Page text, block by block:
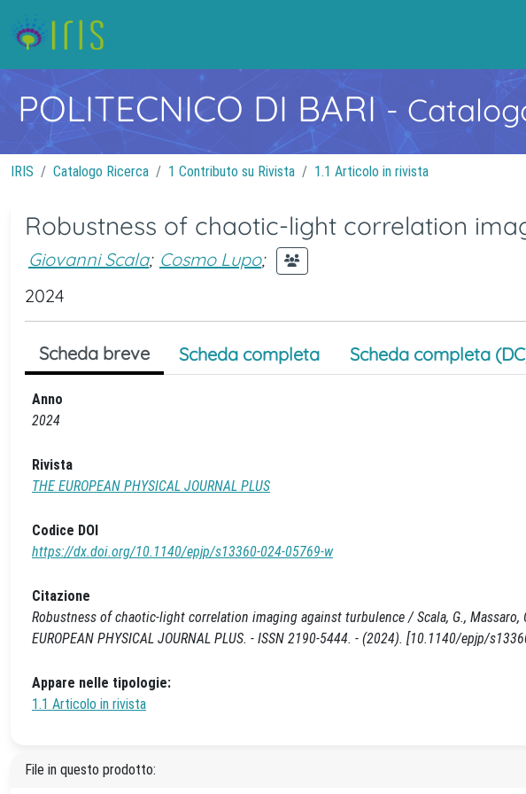
POLITECNICO DI BARI-
IRIS Catalogo Ricerca 1 Contributo su Rivista 1.1 Articolo in rivista
Robustness of chaotic-light correlation
Giovanni Scala; Cosmo Lupo;
2024
Scheda breve Scheda completa Scheda completa
Anno
2024
Rivista
THE EUROPEAN PHYSICAL JOURNAL PLUS
Codice DOI
https://dx.doi.org/10.1140/epjp/s13360-024-05769-w
Citazione
Robustness of chaotic-light correlation imaging against turbulence / Scala, G., Massaro,
EUROPEAN PHYSICAL JOURNAL PLUS. - ISSN 2190-5444. - (2024). [10.1140/epjp/
Appare nelle tipologie:
1.1 Articolo in rivista
File in questo prodotto: